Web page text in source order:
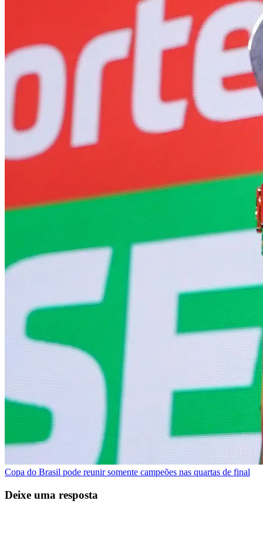
Copa do Brasil pode reunir somente campeões nas quartas de final
Deixe uma resposta